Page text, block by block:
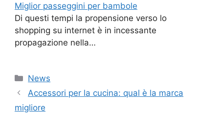
Miglior passeggini per bambole
Di questi tempi la propensione verso lo
shopping su internet è in incessante
propagazione nella…
Categorie
News
Accessori per la cucina: qual è la marca
migliore